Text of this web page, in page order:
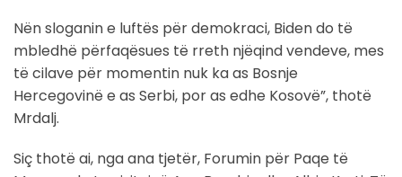
Nën sloganin e luftës për demokraci, Biden do të
mbledhë përfaqësues të rreth njëqind vendeve, mes
të cilave për momentin nuk ka as Bosnje
Hercegovinë e as Serbi, por as edhe Kosovë”, thotë
Mrdalj.
Siç thotë ai, nga ana tjetër, Forumin për Paqe të